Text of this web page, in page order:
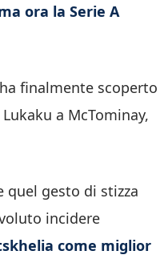
ora la Serie A
ha finalmente scoperto
a McTominay,
quel gesto di stizza
incidere
come miglior